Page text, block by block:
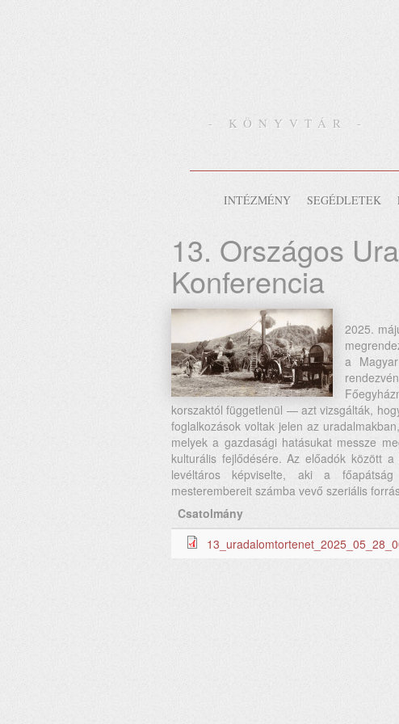
- KÖNYVTÁR -
INTÉZMÉNY SEGÉDLETEK
13. Országos
Konferencia
2025.
a
korszaktól függetlenül — azt vizsgálták,
foglalkozások voltak jelen az
melyek a gazdasági hatásukat messze
kulturális fejlődésére. Az előadók között
levéltáros képviselte, aki a főapátság
mesterembereit számba vevő szeriális
Csatolmány